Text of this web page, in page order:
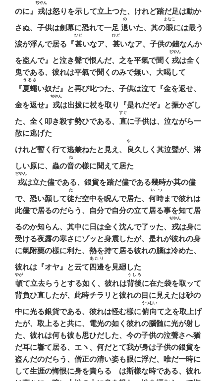
のに』 戎
ぢやん
は怒りを示して立上つた、けれど踏だ足は動か
さぬ、子供は劍幕に恐れて一足退
の
いた、其の眼
まなこ
には最う
涙が浮んで居る『甚
ひど
いなア、 甚
ひど
いなア、子供の錢なんか
を盗んで』と泣き聲で恨んだ、之を平氣で聞く 戎
ぢやん
は全く
鬼である、彼れは平氣で聞くのみで無い、大喝して
『夏蠅
うるさ
い奴だ』と再び叱つた、子供は泣て『金を返せ、
金を返せ』 戎
ぢやん
は出拔に杖を取り『是れだぞ』と振かざし
た、全く叩き殺す勢ひである、 直
すぐ
に子供は、泣ながら一
散に逃げた
けれど暫く行て逃兼ねたと見え、 良
やゝ
久しく其泣聲が、淋
しい原に、蟲の音
ね
の樣に聞えて居た
戎
ぢやん
は立た儘である、銀貨を踏だ儘である幾時か其の儘
で、恐い顏して徒
た
だ空中を睨んで居た、 何時
いつ
まで彼れは
此儘で居るのだらう、自分で自分の立て居る事を知て居
るのか知らん、其中に日は全く沈んで了ッた、 戎
ぢやん
は身に
受ける夜露の寒さにゾッと身震したが、是れが彼れの身
に氣附藥の樣に利た、熱を持て居る彼れの腦は冷めた、
彼れは『オヤ』と云て四邊
あたり
を見廻した
頓
やが
て立去らうとする如く、彼れは背後
うしろ
に在た袋を取ッて
背負ひ直したが、此時チラリと彼れの目に見えたは砂の
中に光る銀貨である、彼れは怪む樣に俯向
うつむい
て之を取上げ
たが、取上ると共に、電光の如く彼れの腦髄に光が射し
た、彼れは何も彼も思ひだした、今の子供の泣聲さへ猶
だ耳に響て居る、エヽ、何だとて我が身は子供の銀貨を
盗んだのだらう、僧正の清い姿も眼に浮だ、唯だ一時に
して生涯の悔恨に身を責らるゝは斯樣な時である、彼れ